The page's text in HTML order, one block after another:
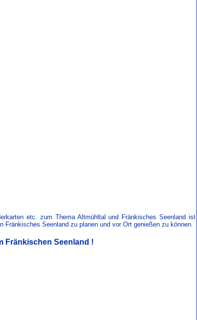
etc. zum Thema Altmühltal und Fränkisches Seenland ist
Fränkisches Seenland zu planen und vor Ort genießen zu können.
Fränkischen Seenland !